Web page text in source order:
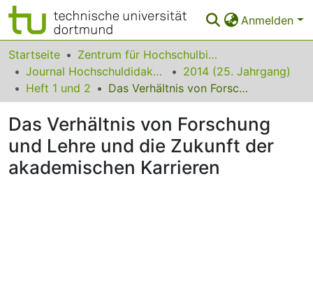
Anmelden
Bereiche & Sammlungen
Das gesamte Repositorium
Leitlinien
Startseite
Zentrum für Hochschulbildung (zhb)
Journal Hochschuldidaktik
2014 (25. Jahrgang)
Heft 1 und 2
Das Verhältnis von Forschung und Lehre und die Zukunft der akademischen Karrieren
Das Verhältnis von Forschung
und Lehre und die Zukunft der
akademischen Karrieren